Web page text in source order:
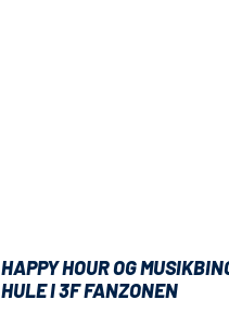
HAPPY HOUR OG
HULE I 3F FANZONEN